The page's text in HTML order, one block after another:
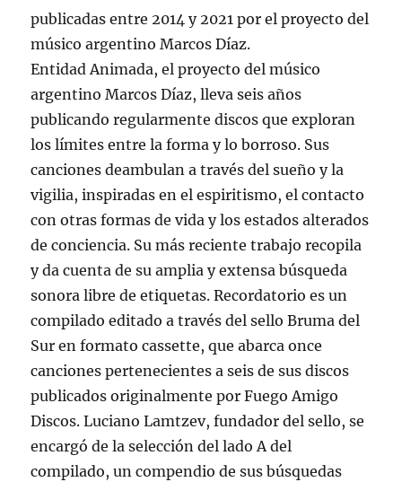
publicadas entre 2014 y 2021 por el proyecto del
músico argentino Marcos Díaz.
Entidad Animada, el proyecto del músico
argentino Marcos Díaz, lleva seis años
publicando regularmente discos que exploran
los límites entre la forma y lo borroso. Sus
canciones deambulan a través del sueño y la
vigilia, inspiradas en el espiritismo, el contacto
con otras formas de vida y los estados alterados
de conciencia. Su más reciente trabajo recopila
y da cuenta de su amplia y extensa búsqueda
sonora libre de etiquetas. Recordatorio es un
compilado editado a través del sello Bruma del
Sur en formato cassette, que abarca once
canciones pertenecientes a seis de sus discos
publicados originalmente por Fuego Amigo
Discos. Luciano Lamtzev, fundador del sello, se
encargó de la selección del lado A del
compilado, un compendio de sus búsquedas